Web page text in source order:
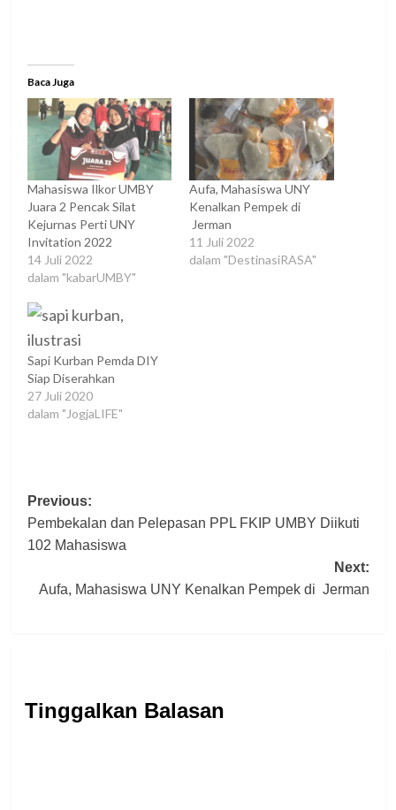
Baca Juga
Mahasiswa Ilkor UMBY
Juara 2 Pencak Silat
Kejurnas Perti UNY
Invitation 2022
14 Juli 2022
dalam "kabarUMBY"
Aufa, Mahasiswa UNY
Kenalkan Pempek di
Jerman
11 Juli 2022
dalam "DestinasiRASA"
Sapi Kurban Pemda DIY
Siap Diserahkan
27 Juli 2020
dalam "JogjaLIFE"
Post
navigation
Previous:
Pembekalan dan Pelepasan PPL FKIP UMBY Diikuti
102 Mahasiswa
Next:
Aufa, Mahasiswa UNY Kenalkan Pempek di Jerman
Tinggalkan Balasan